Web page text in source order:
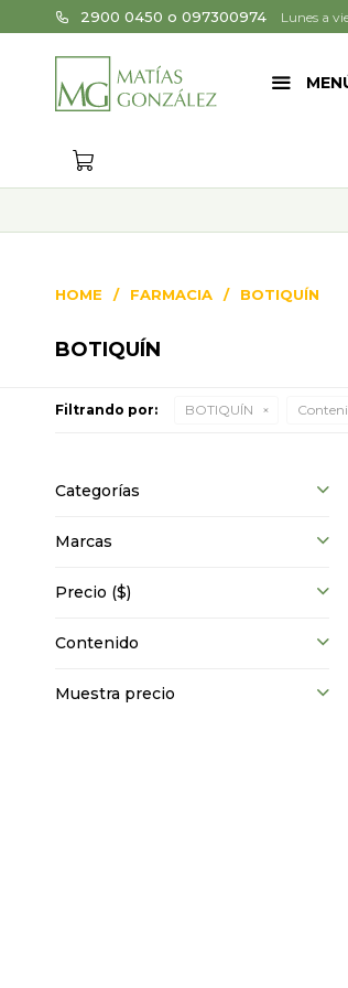
2900 0450 o 097300974 Lunes a
HOME FARMACIA BOTIQUÍN
BOTIQUÍN
Filtrando por: BOTIQUÍN
Categorías
Marcas
Precio ($)
Contenido
Muestra precio